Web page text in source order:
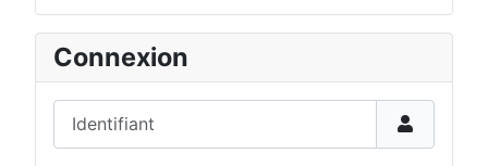
Connexion